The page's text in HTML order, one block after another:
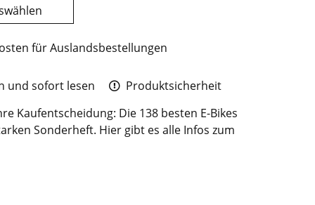
für Auslandsbestellungen
und sofort lesen
Produktsicherheit
Kaufentscheidung: Die 138 besten E-Bikes
Sonderheft. Hier gibt es alle Infos zum